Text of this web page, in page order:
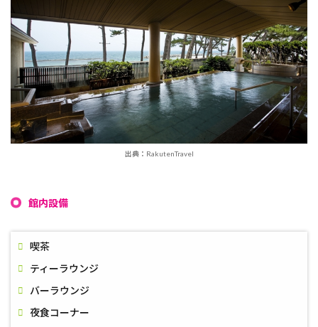
出典：RakutenTravel
館内設備
喫茶
ティーラウンジ
バーラウンジ
夜食コーナー